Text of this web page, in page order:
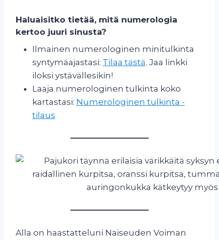
Haluaisitko tietää, mitä numerologia
kertoo juuri sinusta?
Ilmainen numerologinen minitulkinta
syntymäajastasi: Tilaa tästä. Jaa linkki
iloksi ystävällesikin!
Laaja numerologinen tulkinta koko
kartastasi: Numerologinen tulkinta -
tilaus
Alla on haastatteluni Naiseuden Voiman